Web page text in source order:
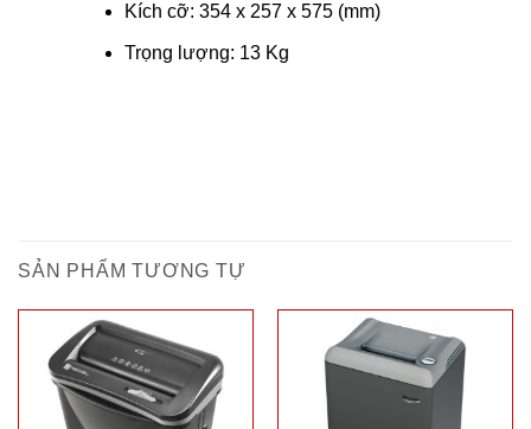
Kích cỡ: 354 x 257 x 575 (mm)
Trọng lượng: 13 Kg
SẢN PHẨM TƯƠNG TỰ